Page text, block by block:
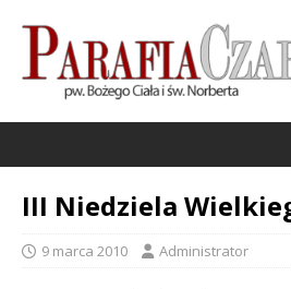
III Niedziela
9 marca 2010 Administrator